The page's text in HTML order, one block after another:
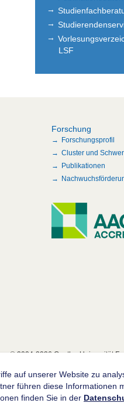
LSF
Forschung
Forschungsprofil
Cluster und
Publikationen
© 2004-2026 Goethe-Universität
auf unserer Website zu
führen diese Informationen
finden Sie in der